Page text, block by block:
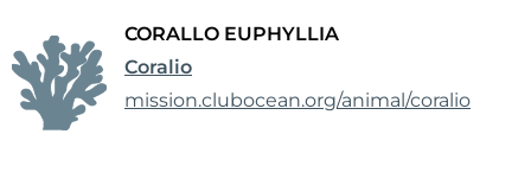
CORALLO EUPHYLLIA
Coralio
mission.clubocean.org/animal/coralio